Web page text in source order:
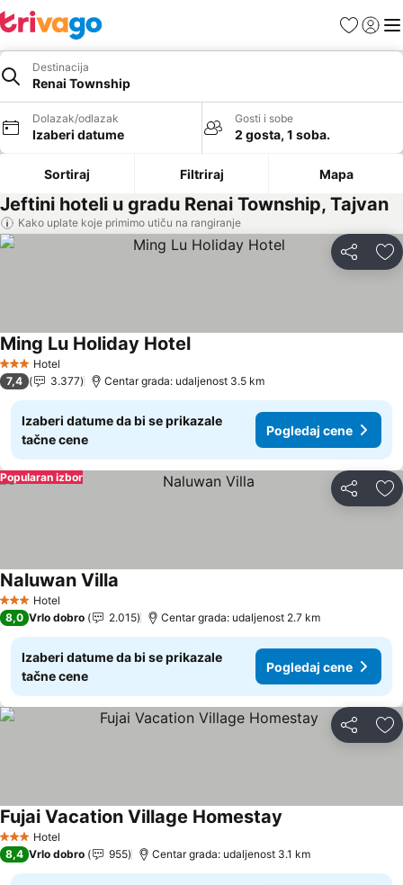
FavoritiPrijavi
Destinacija
Renai Township
Dolazak/odlazak
Izaberi datume
Gosti i sobe
2 gosta, 1 soba.
Sortiraj Filtriraj Mapa
Jeftini hoteli u gradu Renai Township, Tajvan
Kako uplate koje primimo utiču na rangiranje
Deli
3 Zvezdice
Hotel
Ming Lu Holiday HotelPogledaj cene
7,4 3.377 Centar grada: udaljenost 3.5 km
Izaberi datume da bi se prikazale
tačne cene
Pogledaj cene
Deli
Popularan izbor
3 Zvezdice
Hotel
Naluwan Villa
8,0 Vrlo dobro 2.015 Centar grada: udaljenost 2.7 km
Izaberi datume da bi se prikazale
tačne cene
Pogledaj cene
Deli
3 Zvezdice
Hotel
Fujai Vacation Village Homestay
8,4 Vrlo dobro 955 Centar grada: udaljenost 3.1 km